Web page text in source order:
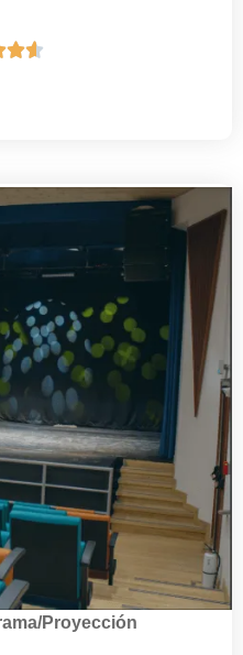

Proyección